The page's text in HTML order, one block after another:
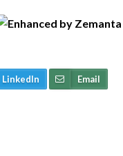
LinkedIn Email